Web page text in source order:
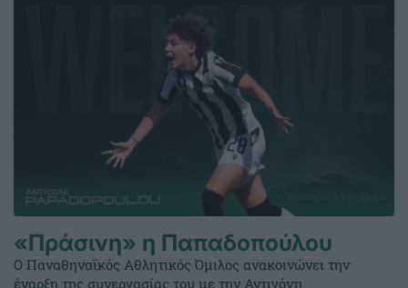
«Πράσινη» η Παπαδοπούλου
Ο Παναθηναϊκός Αθλητικός Όμιλος ανακοινώνει την
έναρξη της συνεργασίας του με την Αντιγόνη